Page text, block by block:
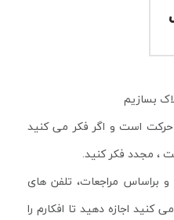
بسازیم
است و اگر فکر می کنید
، مجدد فکر کنید.
براساس مراجعات، تلفن های
اجازه دهید تا افکارم را